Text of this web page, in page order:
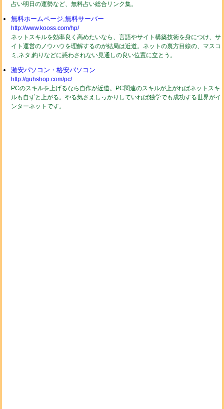
占い明日の運勢など、無料占い総合リンク集。
無料ホームページ,無料サーバー
http://www.kooss.com/hp/
ネットスキルを効率良く高めたいなら、言語やサイト構築技術を身につけ、サ
イト運営のノウハウを理解するのが結局は近道。ネットの裏方目線の、マスコ
ミ,ネタ,釣りなどに惑わされない見通しの良い位置に立とう。
激安パソコン・格安パソコン
http://guhshop.com/pc/
PCのスキルを上げるなら自作が近道。PC関連のスキルが上がればネットスキ
ルも自ずと上がる。やる気さえしっかりしていれば独学でも成功する世界がイ
ンターネットです。